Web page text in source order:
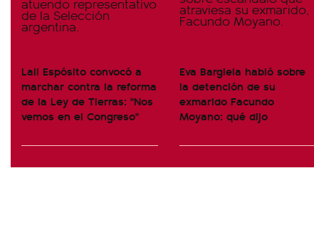
Lali Espósito convocó a
marchar contra la reforma
de la Ley de Tierras: "Nos
vemos en el Congreso"
Eva Bargiela habló sobre
la detención de su
exmarido Facundo
Moyano: qué dijo